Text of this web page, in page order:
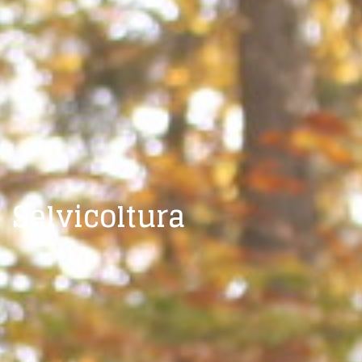
Selvicoltura